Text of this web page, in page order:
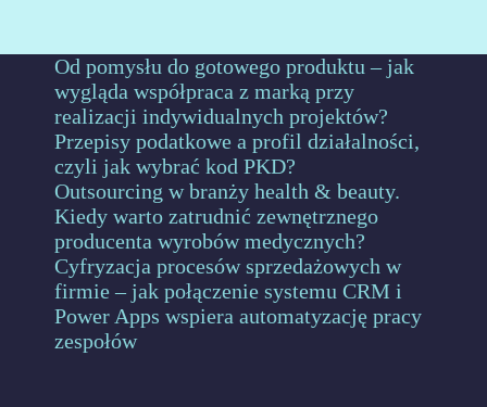
Od pomysłu do gotowego produktu – jak
wygląda współpraca z marką przy
realizacji indywidualnych projektów?
Przepisy podatkowe a profil działalności,
czyli jak wybrać kod PKD?
Outsourcing w branży health & beauty.
Kiedy warto zatrudnić zewnętrznego
producenta wyrobów medycznych?
Cyfryzacja procesów sprzedażowych w
firmie – jak połączenie systemu CRM i
Power Apps wspiera automatyzację pracy
zespołów